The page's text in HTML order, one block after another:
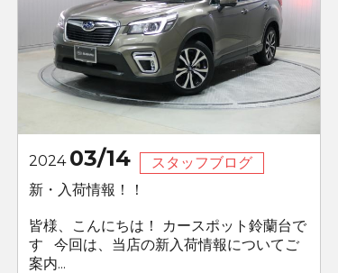
2024 03/14
スタッフブログ
新・入荷情報！！
皆様、こんにちは！ カースポット鈴蘭台で
す 今回は、当店の新入荷情報についてご
案内...